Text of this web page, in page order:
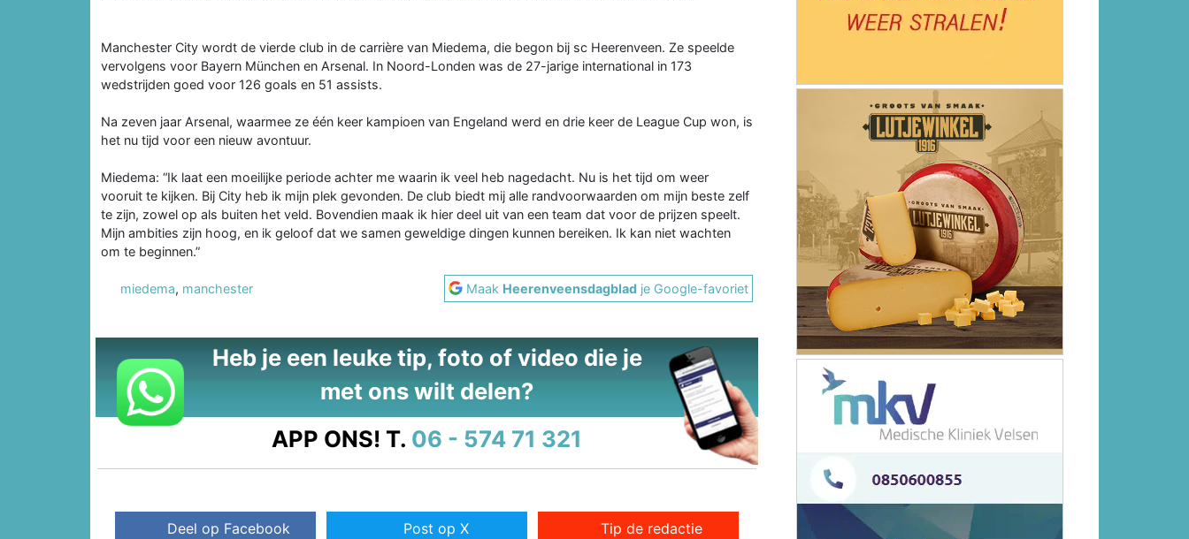
Manchester City wordt de vierde club in de carrière van Miedema, die begon bij sc Heerenveen. Ze speelde
vervolgens voor Bayern München en Arsenal. In Noord-Londen was de 27-jarige international in 173
wedstrijden goed voor 126 goals en 51 assists.
Na zeven jaar Arsenal, waarmee ze één keer kampioen van Engeland werd en drie keer de League Cup won, is
het nu tijd voor een nieuw avontuur.
Miedema: “Ik laat een moeilijke periode achter me waarin ik veel heb nagedacht. Nu is het tijd om weer
vooruit te kijken. Bij City heb ik mijn plek gevonden. De club biedt mij alle randvoorwaarden om mijn beste zelf
te zijn, zowel op als buiten het veld. Bovendien maak ik hier deel uit van een team dat voor de prijzen speelt.
Mijn ambities zijn hoog, en ik geloof dat we samen geweldige dingen kunnen bereiken. Ik kan niet wachten
om te beginnen.”
miedema, manchester Maak Heerenveensdagblad je Google-favoriet
Heb je een leuke tip, foto of video die je
met ons wilt delen?
APP ONS! T. 06 - 574 71 321
Deel op Facebook Post op X Tip de redactie